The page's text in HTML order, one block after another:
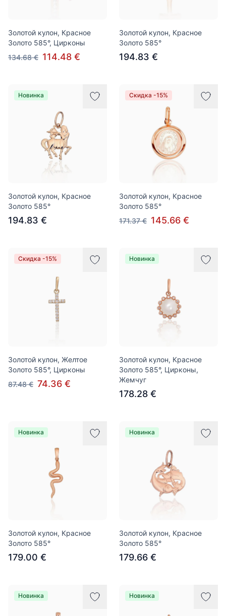
Золотой кулон, Красное
Золото 585°, Цирконы
134.68 € 114.48 €
Золотой кулон, Красное
Золото 585°
194.83 €
Новинка
Золотой кулон, Красное
Золото 585°
194.83 €
Скидка -15%
Золотой кулон, Красное
Золото 585°
171.37 € 145.66 €
Скидка -15%
Золотой кулон, Желтое
Золото 585°, Цирконы
87.48 € 74.36 €
Новинка
Золотой кулон, Красное
Золото 585°, Цирконы,
Жемчуг
178.28 €
Новинка
Золотой кулон, Красное
Золото 585°
179.00 €
Новинка
Золотой кулон, Красное
Золото 585°
179.66 €
Новинка Новинка